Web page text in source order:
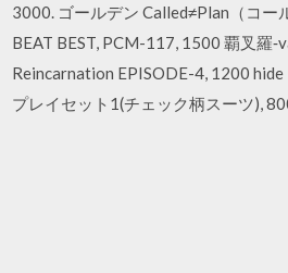
3000. ゴールデン Called≠Plan（コー
BEAT BEST, PCM-117, 1500 覇叉羅
Reincarnation EPISODE-4, 1200
プレイセット1(チェック柄スーツ),